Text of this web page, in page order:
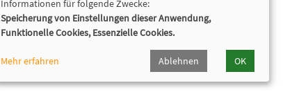
Informationen für folgende Zwecke:
Speicherung von Einstellungen dieser Anwendung,
Funktionelle Cookies, Essenzielle Cookies.
Mehr erfahren Ablehnen OK